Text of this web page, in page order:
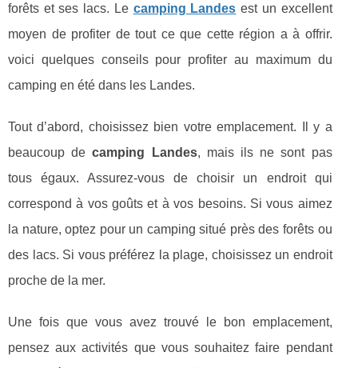
forêts et ses lacs. Le camping Landes est un excellent
moyen de profiter de tout ce que cette région a à offrir.
voici quelques conseils pour profiter au maximum du
camping en été dans les Landes.
Tout d’abord, choisissez bien votre emplacement. Il y a
beaucoup decamping Landes, mais ils ne sont pas
tous égaux. Assurez-vous de choisir un endroit qui
correspond à vos goûts et à vos besoins. Si vous aimez
la nature, optez pour un camping situé près des forêts ou
des lacs. Si vous préférez la plage, choisissez un endroit
proche de la mer.
Une fois que vous avez trouvé le bon emplacement,
pensez aux activités que vous souhaitez faire pendant